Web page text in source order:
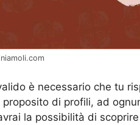
è necessario che tu
proposito di profili, ad
la possibilità di